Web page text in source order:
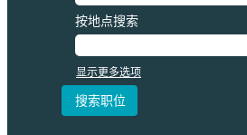
按地点搜索
显示更多选项